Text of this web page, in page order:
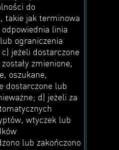
do
takie jak terminowa
linia
ograniczenia
jeżeli dostarczone
zmienione,
oszukane,
dostarczone lub
d) jeżeli za
wtyczek lub
lub zakończono